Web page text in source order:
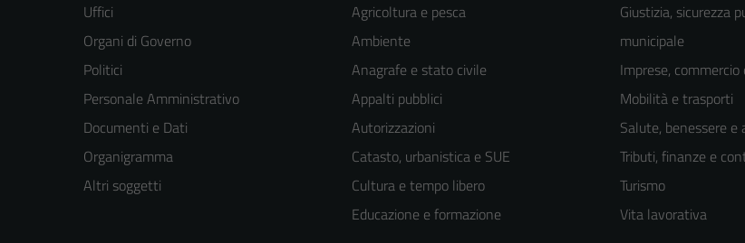
Uffici
Organi di Governo
Politici
Personale Amministrativo
Documenti e Dati
Organigramma
Altri soggetti
Agricoltura e pesca
Ambiente
Anagrafe e stato civile
Appalti pubblici
Autorizzazioni
Catasto, urbanistica e SUE
Cultura e tempo libero
Educazione e formazione
Giustizia, sicurezza
municipale
Imprese, commercio
Mobilità e trasporti
Salute, benessere e
Tributi, finanze e
Turismo
Vita lavorativa